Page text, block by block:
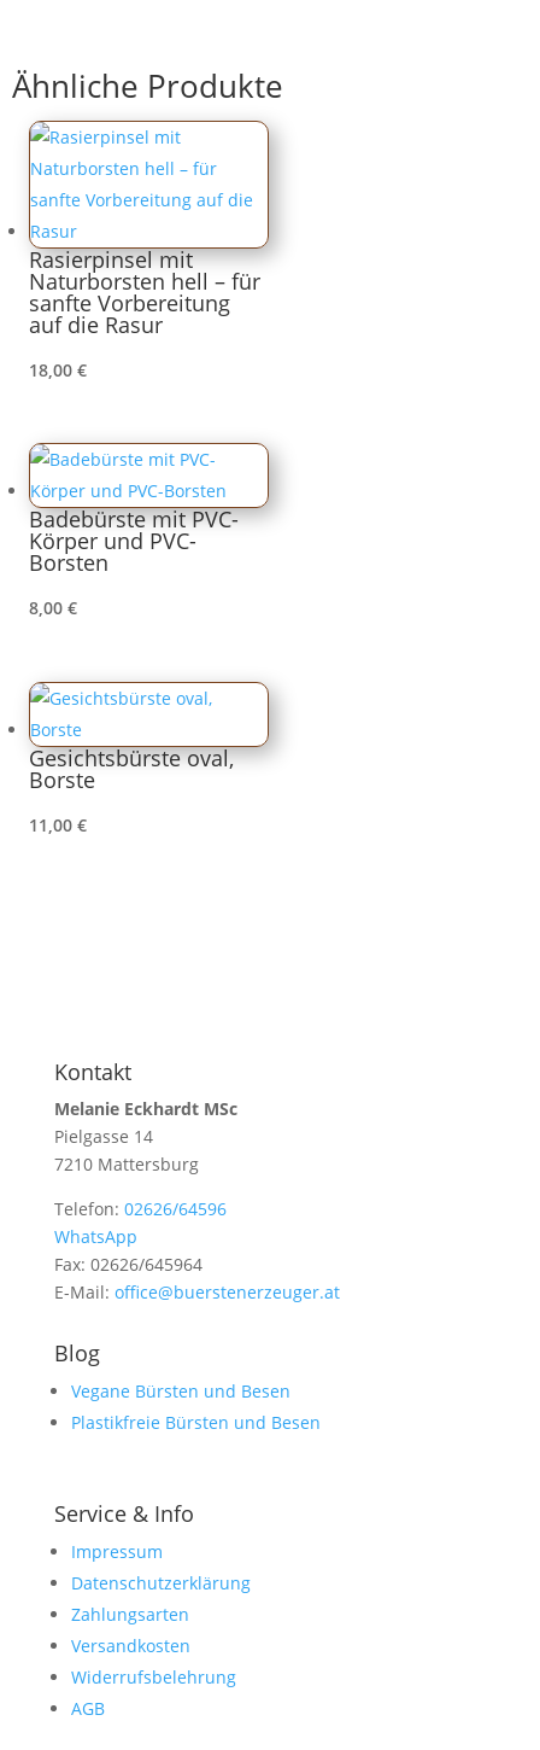
Ähnliche Produkte
Rasierpinsel mit
Naturborsten hell – für
sanfte Vorbereitung
auf die Rasur
18,00 €
Badebürste mit PVC-
Körper und PVC-
Borsten
8,00 €
Gesichtsbürste oval,
Borste
11,00 €
Kontakt
Melanie Eckhardt MSc
Pielgasse 14
7210 Mattersburg
Telefon: 02626/64596
WhatsApp
Fax: 02626/645964
E-Mail: office@buerstenerzeuger.at
Blog
Vegane Bürsten und Besen
Plastikfreie Bürsten und Besen
Service & Info
Impressum
Datenschutzerklärung
Zahlungsarten
Versandkosten
Widerrufsbelehrung
AGB